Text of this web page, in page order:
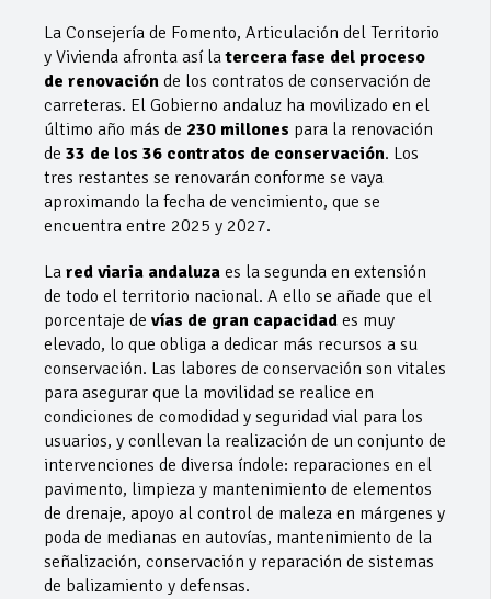
La Consejería de Fomento, Articulación del Territorio
y Vivienda afronta así latercera fase del proceso
de renovación de los contratos de conservación de
carreteras. El Gobierno andaluz ha movilizado en el
último año más de 230 millones para la renovación
de 33 de los 36 contratos de conservación. Los
tres restantes se renovarán conforme se vaya
aproximando la fecha de vencimiento, que se
encuentra entre 2025 y 2027.
La red viaria andaluza es la segunda en extensión
de todo el territorio nacional. A ello se añade que el
porcentaje de vías de gran capacidad es muy
elevado, lo que obliga a dedicar más recursos a su
conservación. Las labores de conservación son vitales
para asegurar que la movilidad se realice en
condiciones de comodidad y seguridad vial para los
usuarios, y conllevan la realización de un conjunto de
intervenciones de diversa índole: reparaciones en el
pavimento, limpieza y mantenimiento de elementos
de drenaje, apoyo al control de maleza en márgenes y
poda de medianas en autovías, mantenimiento de la
señalización, conservación y reparación de sistemas
de balizamiento y defensas.